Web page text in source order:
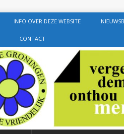
INFO OVER DEZE WEBSITE
CONTACT